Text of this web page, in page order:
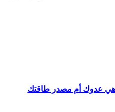
هي عدوك أم مصدر طاقتك